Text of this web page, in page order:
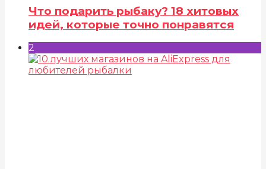
Что подарить рыбаку? 18 хитовых
идей, которые точно понравятся
2